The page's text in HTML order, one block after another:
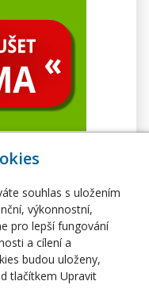
souhlas s uložením
výkonnostní,
pro lepší fungování
a cílení a
budou uloženy,
tlačítkem Upravit